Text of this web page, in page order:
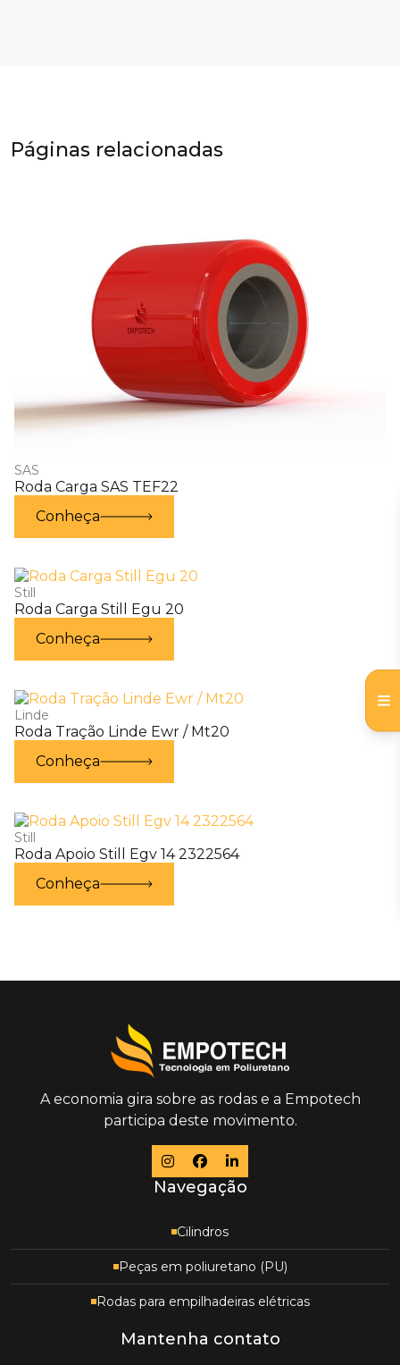
Páginas relacionadas
SAS
Roda Carga SAS TEF22
Conheça
Still
Roda Carga Still Egu 20
Conheça
Linde
Roda Tração Linde Ewr / Mt20
Conheça
Still
Roda Apoio Still Egv 14 2322564
Conheça
A economia gira sobre as rodas e a Empotech
participa deste movimento.
Navegação
Cilindros
Peças em poliuretano (PU)
Rodas para empilhadeiras elétricas
Mantenha contato